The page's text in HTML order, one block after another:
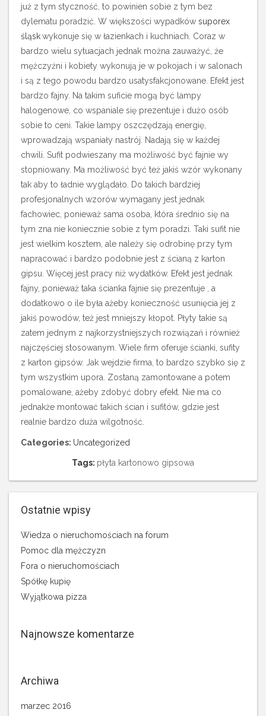
już z tym styczność, to powinien sobie z tym bez
dylematu poradzić. W większości wypadków suporex
śląskwykonuje się w łazienkach i kuchniach. Coraz w
bardzo wielu sytuacjach jednak można zauważyć, że
mężczyźni i kobiety wykonują je w pokojach i w salonach
i są z tego powodu bardzo usatysfakcjonowane. Efekt jest
bardzo fajny. Na takim suficie mogą być lampy
halogenowe, co wspaniale się prezentuje i dużo osób
sobie to ceni. Takie lampy oszczędzają energię,
wprowadzają wspaniały nastrój. Nadają się w każdej
chwili. Sufit podwieszany ma możliwość być fajnie wy
stopniowany. Ma możliwość być też jakiś wzór wykonany
tak aby to ładnie wyglądało. Do takich bardziej
profesjonalnych wzorów wymagany jest jednak
fachowiec, ponieważ sama osoba, która średnio się na
tym zna nie koniecznie sobie z tym poradzi. Taki sufit nie
jest wielkim kosztem, ale należy się odrobinę przy tym
napracować i bardzo podobnie jest z ścianą z karton
gipsu. Więcej jest pracy niż wydatków. Efekt jest jednak
fajny, ponieważ taka ścianka fajnie się prezentuje , a
dodatkowo o ile była ażeby konieczność usunięcia jej z
jakiś powodów, też jest mniejszy kłopot. Płyty takie są
zatem jednym z najkorzystniejszych rozwiązań i również
najczęściej stosowanym. Wiele firm oferuje ścianki, sufity
z karton gipsów. Jak wejdzie firma, to bardzo szybko się z
tym wszystkim upora. Zostaną zamontowane a potem
pomalowane, ażeby zdobyć dobry efekt. Nie ma co
jednakże montować takich ścian i sufitów, gdzie jest
realnie bardzo duża wilgotność.
Categories: Uncategorized
Tags: płyta kartonowo gipsowa
Ostatnie wpisy
Wiedza o nieruchomościach na forum
Pomoc dla mężczyzn
Fora o nieruchomościach
Spółkę kupię
Wyjątkowa pizza
Najnowsze komentarze
Archiwa
marzec 2016